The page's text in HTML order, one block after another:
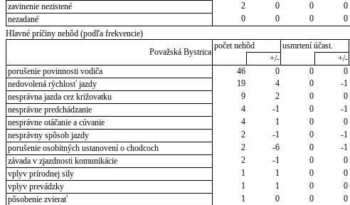
zavinenie nezistené
2 0 0 0
nezadané
0 0 0 0
Hlavné príčiny nehôd (podľa frekvencie)
Považská Bystrica
počet nehôd usmrtení účast.
+/-
+/-
porušenie povinnosti vodiča
46 0 0 0
nedovolená rýchlosť jazdy
19 4 0 -1
nesprávna jazda cez križovatku
9 2 0 0
nesprávne predchádzanie
4 -1 0 -1
nesprávne otáčanie a cúvanie
4 1 0 0
nesprávny spôsob jazdy
2 -1 0 -1
porušenie osobitných ustanovení o chodcoch
2 -6 0 -1
závada v zjazdnosti komunikácie
2 -1 0 0
vplyv prírodnej sily
1 1 0 0
vplyv prevádzky
1 1 0 0
pôsobenie zvierať
1 0 0 0